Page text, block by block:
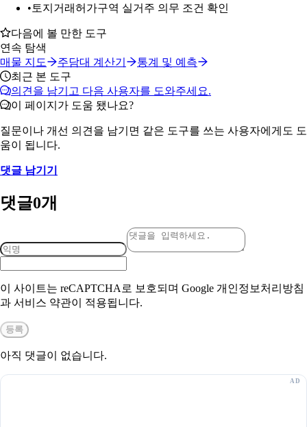
• 토지거래허가구역 실거주 의무 조건 확인
다음에 볼 만한 도구
연속 탐색
매물 지도
주담대 계산기
통계 및 예측
최근 본 도구
의견을 남기고 다음 사용자를 도와주세요.
이 페이지가 도움 됐나요?
질문이나 개선 의견을 남기면 같은 도구를 쓰는 사용자에게도 도
움이 됩니다.
댓글 남기기
댓글0개
이 사이트는 reCAPTCHA로 보호되며 Google 개인정보처리방침
과 서비스 약관이 적용됩니다.
등록
아직 댓글이 없습니다.